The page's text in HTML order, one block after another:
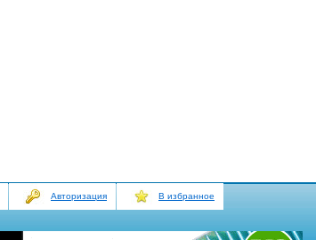
Авторизация В избранное